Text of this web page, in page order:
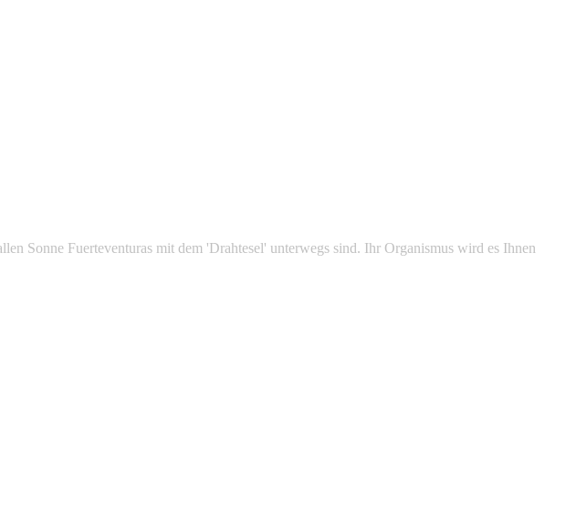
Sonne Fuerteventuras mit dem 'Drahtesel' unterwegs sind. Ihr Organismus wird es Ihnen